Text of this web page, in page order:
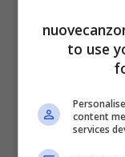
Ho perso, ho
Ho perso il
perso di
to use
content
services